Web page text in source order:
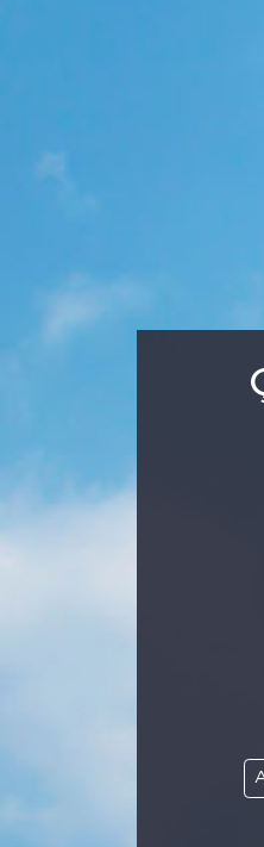
GURBETTEN
Ulusal Son Dakika